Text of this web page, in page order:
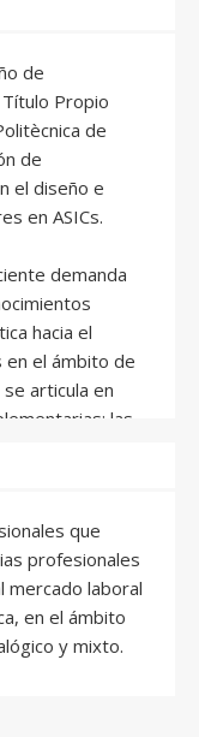
de
Propio
de
de
el diseño e
en ASICs.
demanda
hacia el
el ámbito de
articula en
las
asignaturas
especialistas de
profesorado
que
profesionales
mercado laboral
en el ámbito
y mixto.